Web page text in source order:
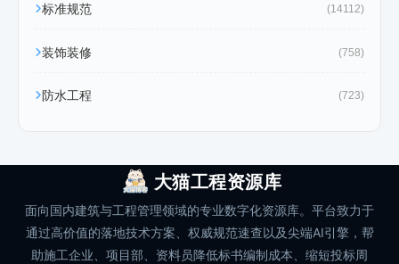
标准规范 (14112)
装饰装修 (758)
防水工程 (723)
大猫工程资源库
面向国内建筑与工程管理领域的专业数字化资源库。平台致力于
通过高价值的落地技术方案、权威规范速查以及尖端AI引擎，帮
助施工企业、项目部、资料员降低标书编制成本、缩短投标周